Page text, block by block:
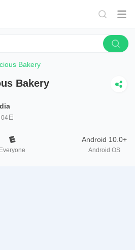
Bakery
Bakery
日
Everyone
Android 10.0+
Android OS